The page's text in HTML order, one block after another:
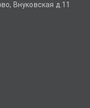
Внуковская д.11